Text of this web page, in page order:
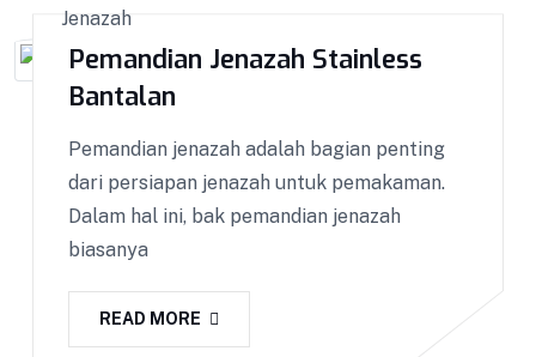
Pemandian Jenazah Stainless
Bantalan
Pemandian jenazah adalah bagian penting
dari persiapan jenazah untuk pemakaman.
Dalam hal ini, bak pemandian jenazah
biasanya
READ MORE